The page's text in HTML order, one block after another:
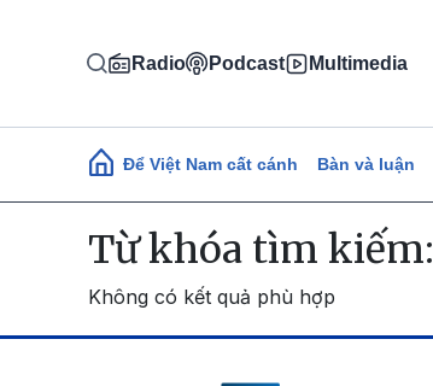
Radio Podcast Multimedia
Main navigation
Để Việt Nam cất cánh Bàn và luận
Từ khóa tìm kiếm:
Không có kết quả phù hợp